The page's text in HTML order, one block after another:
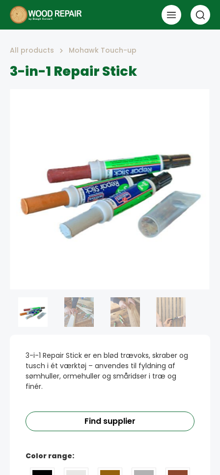
All products Mohawk Touch-up
3-in-1 Repair Stick
3-i-1 Repair Stick er en blød trævoks, skraber og
tusch i ét værktøj – anvendes til fyldning af
sømhuller, ormehuller og småridser i træ og
finér.
Find supplier
Color range: